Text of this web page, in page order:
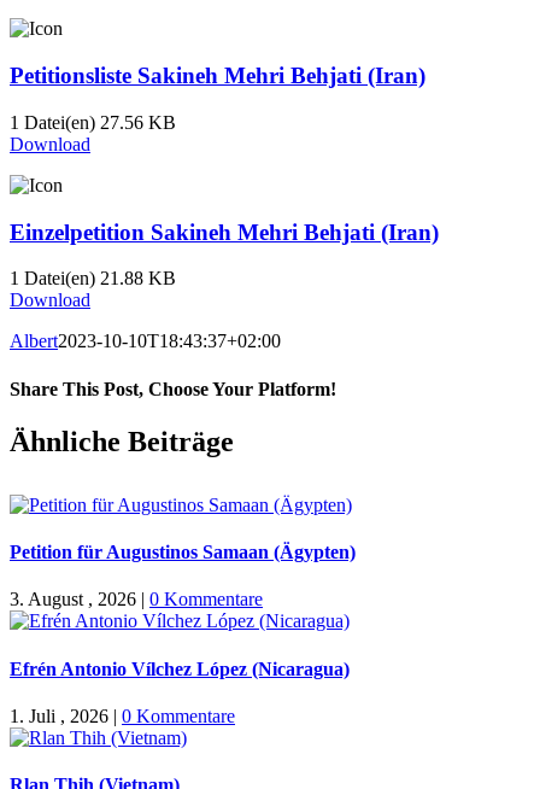
Petitionsliste Sakineh Mehri Behjati (Iran)
1 Datei(en) 27.56 KB
Download
Einzelpetition Sakineh Mehri Behjati (Iran)
1 Datei(en) 21.88 KB
Download
Albert2023-10-10T18:43:37+02:00
Share This Post, Choose Your Platform!
Facebook
X
WhatsApp
Pinterest
E-
Mail
Ähnliche Beiträge
Petition für Augustinos Samaan (Ägypten)
3. August , 2026 | 0 Kommentare
Efrén Antonio Vílchez López (Nicaragua)
1. Juli , 2026 | 0 Kommentare